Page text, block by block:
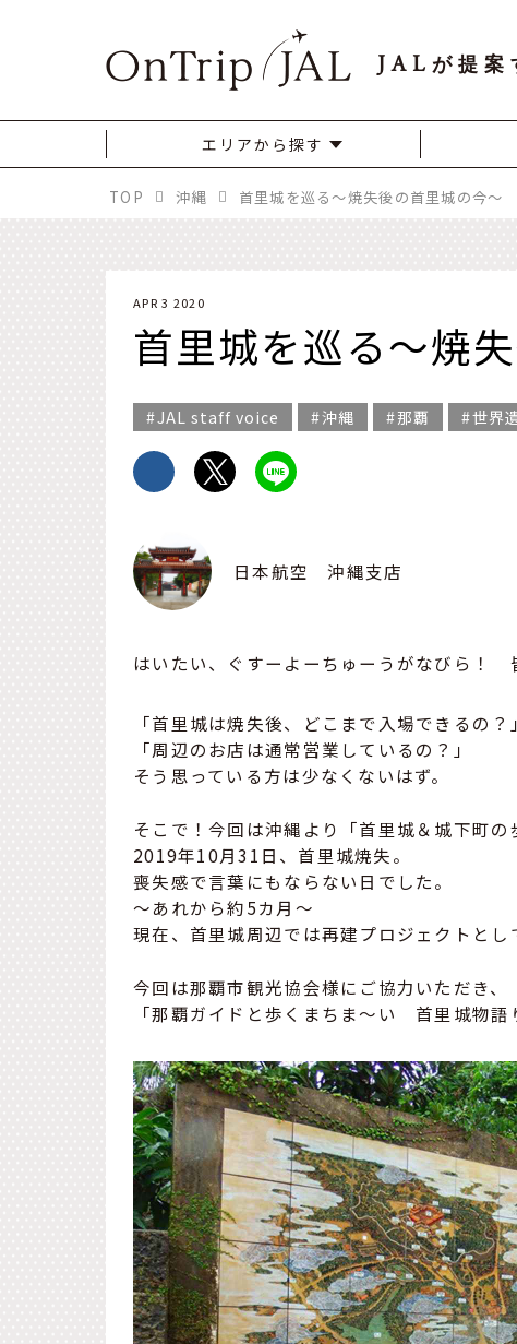
JAL が提案
エリアから探す
TOP 沖縄 首里城を巡る～焼失後の首里城の今～
APR 3 2020
首里城を巡る～焼
JAL staff voice 沖縄 那覇 世界
日本航空 沖縄支店
はいたい、ぐすーよーちゅーうがなびら！
「首里城は焼失後、どこまで入場できるの？」
「周辺のお店は通常営業しているの？」
そう思っている方は少なくないはず。
そこで！今回は沖縄より「首里城＆城下町の
2019年10月31日、首里城焼失。
喪失感で言葉にもならない日でした。
～あれから約5カ月～
現在、首里城周辺では再建プロジェクトとし
今回は那覇市観光協会様にご協力いただき、
「那覇ガイドと歩くまちま～い 首里城物語